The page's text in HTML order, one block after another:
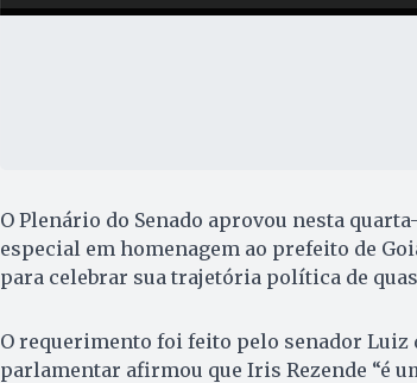
O Plenário do Senado aprovou nesta
especial em homenagem ao prefeito de
para celebrar sua trajetória política de
O requerimento foi feito pelo senador Luiz
parlamentar afirmou que Iris Rezende “é